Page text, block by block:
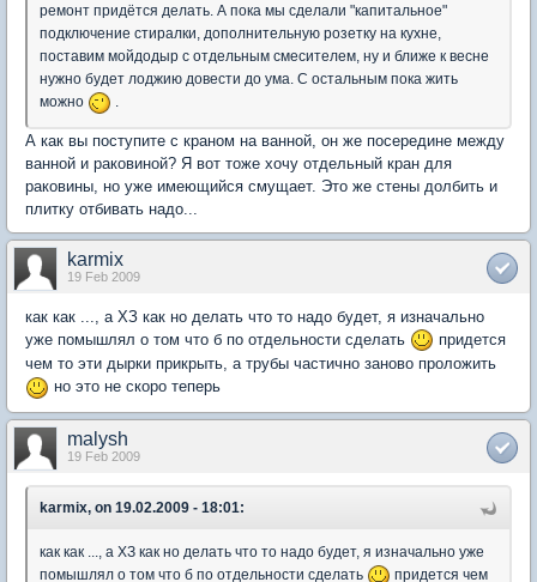
ремонт придётся делать. А пока мы сделали "капитальное"
подключение стиралки, дополнительную розетку на кухне,
поставим мойдодыр с отдельным смесителем, ну и ближе к весне
нужно будет лоджию довести до ума. С остальным пока жить
можно
.
А как вы поступите с краном на ванной, он же посередине между
ванной и раковиной? Я вот тоже хочу отдельный кран для
раковины, но уже имеющийся смущает. Это же стены долбить и
плитку отбивать надо...
karmix
19 Feb 2009
как как ..., а ХЗ как но делать что то надо будет, я изначально
уже помышлял о том что б по отдельности сделать
придется
чем то эти дырки прикрыть, а трубы частично заново проложить
но это не скоро теперь
malysh
19 Feb 2009
karmix, on 19.02.2009 - 18:01:
как как ..., а ХЗ как но делать что то надо будет, я изначально уже
помышлял о том что б по отдельности сделать
придется чем